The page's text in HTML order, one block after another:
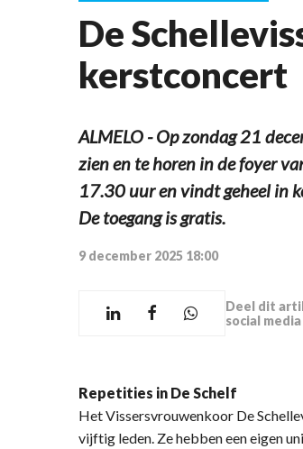
De
kerstconcert
ALMELO - Op zondag 21
zien en te horen in de foyer
17.30 uur en vindt geheel in
De toegang is gratis.
9 december 2025 18:00
Deel dit
social media
Repetities in De Schelf
Het Vissersvrouwenkoor De
vijftig leden. Ze hebben een eigen